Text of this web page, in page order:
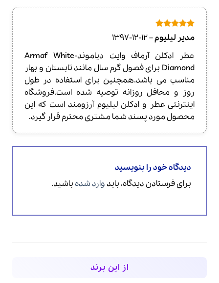
امتیاز
از
5
مدیر لیلیوم–
1397-12-12
عطر ادکلن آرماف وایت دیاموند-Armaf White
Diamond برای فصول گرم سال مانند تابستان و بهار
مناسب می باشد.همچنین برای استفاده در طول
روز و محافل روزانه توصیه شده است.فروشگاه
اینترنتی عطر و ادکلن لیلیوم آرزومند است که این
محصول مورد پسند شما مشتری محترم قرار گیرد.
دیدگاه خود را بنویسید
برای فرستادن دیدگاه، باید وارد شده باشید.
از این برند